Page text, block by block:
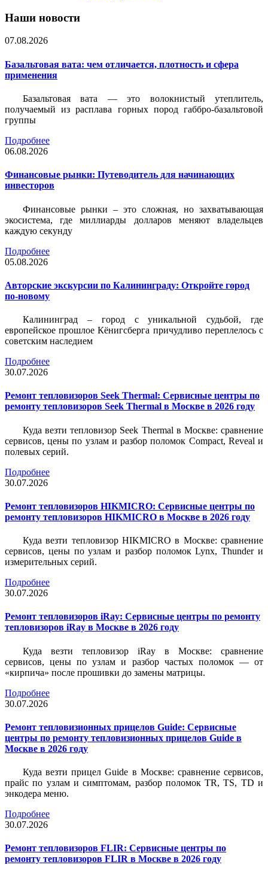
Наши новости
07.08.2026
Базальтовая вата: чем отличается, плотность и сфера
применения
Базальтовая вата — это волокнистый утеплитель,
получаемый из расплава горных пород габбро-базальтовой
группы
Подробнее
06.08.2026
Финансовые рынки: Путеводитель для начинающих
инвесторов
Финансовые рынки – это сложная, но захватывающая
экосистема, где миллиарды долларов меняют владельцев
каждую секунду
Подробнее
05.08.2026
Авторские экскурсии по Калининграду: Откройте город
по-новому
Калининград – город с уникальной судьбой, где
европейское прошлое Кёнигсберга причудливо переплелось с
советским наследием
Подробнее
30.07.2026
Ремонт тепловизоров Seek Thermal: Сервисные центры по
ремонту тепловизоров Seek Thermal в Москве в 2026 году
Куда везти тепловизор Seek Thermal в Москве: сравнение
сервисов, цены по узлам и разбор поломок Compact, Reveal и
полевых серий.
Подробнее
30.07.2026
Ремонт тепловизоров HIKMICRO: Сервисные центры по
ремонту тепловизоров HIKMICRO в Москве в 2026 году
Куда везти тепловизор HIKMICRO в Москве: сравнение
сервисов, цены по узлам и разбор поломок Lynx, Thunder и
измерительных серий.
Подробнее
30.07.2026
Ремонт тепловизоров iRay: Сервисные центры по ремонту
тепловизоров iRay в Москве в 2026 году
Куда везти тепловизор iRay в Москве: сравнение
сервисов, цены по узлам и разбор частых поломок — от
«кирпича» после прошивки до замены матрицы.
Подробнее
30.07.2026
Ремонт тепловизионных прицелов Guide: Сервисные
центры по ремонту тепловизионных прицелов Guide в
Москве в 2026 году
Куда везти прицел Guide в Москве: сравнение сервисов,
прайс по узлам и симптомам, разбор поломок TR, TS, TD и
энкодера меню.
Подробнее
30.07.2026
Ремонт тепловизоров FLIR: Сервисные центры по
ремонту тепловизоров FLIR в Москве в 2026 году